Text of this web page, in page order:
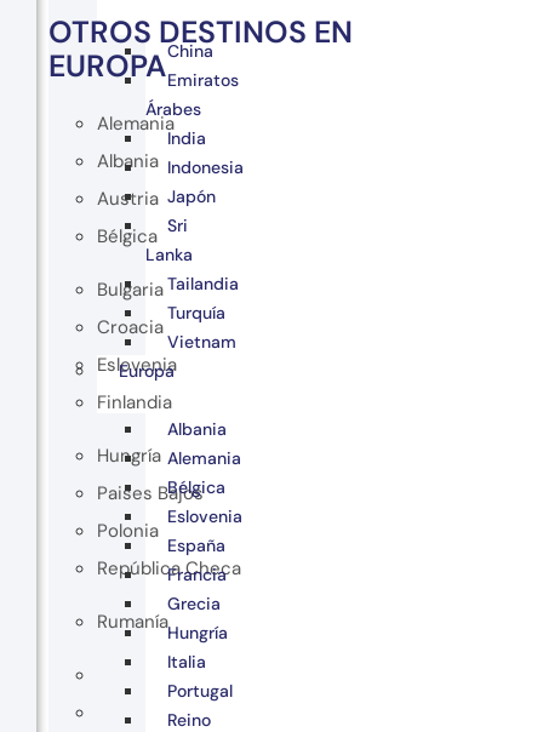
OTROS DESTINOS EN
EUROPA
Alemania
Albania
Austria
Bélgica
Bulgaria
Croacia
Eslovenia
Finlandia
Hungría
Paises Bajos
Polonia
República Checa
Rumanía
China
Emiratos
Árabes
India
Indonesia
Japón
Sri
Lanka
Tailandia
Turquía
Vietnam
Europa
Albania
Alemania
Bélgica
Eslovenia
España
Francia
Grecia
Hungría
Italia
Portugal
Reino